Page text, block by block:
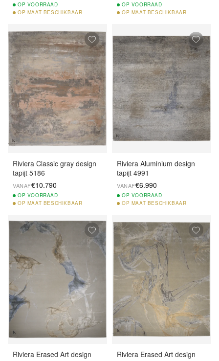
OP VOORRAAD
OP MAAT BESCHIKBAAR
OP VOORRAAD
OP MAAT BESCHIKBAAR
Riviera Classic gray design
tapijt 5186
VANAF€10.790
OP VOORRAAD
OP MAAT BESCHIKBAAR
Riviera Aluminium design
tapijt 4991
VANAF€6.990
OP VOORRAAD
OP MAAT BESCHIKBAAR
Riviera Erased Art design
Riviera Erased Art design